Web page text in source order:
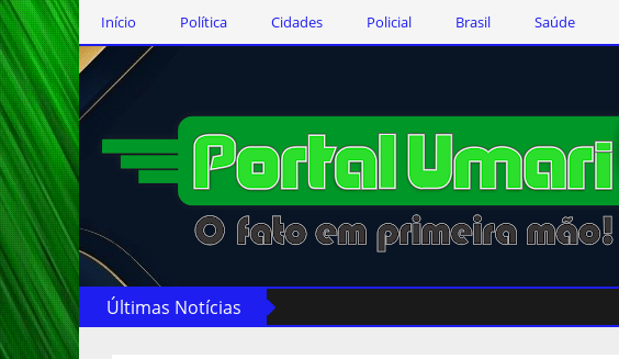
Início Política Cidades Policial Brasil Saúde
Últimas Notícias